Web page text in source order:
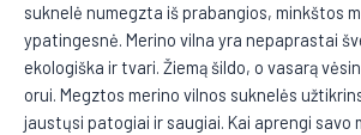
suknelė numegzta iš prabangios, minkštos
ypatingesnė. Merino vilna yra nepaprastai
ekologiška ir tvari. Žiemą šildo, o vasarą
orui. Megztos merino vilnos suknelės
jaustųsi patogiai ir saugiai. Kai aprengi savo